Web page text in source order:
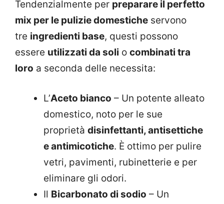
Tendenzialmente per preparare il perfetto
mix per le pulizie domestiche servono
tre ingredienti base, questi possono
essere utilizzati da soli o combinati tra
loro a seconda delle necessita:
L’Aceto bianco – Un potente alleato
domestico, noto per le sue
proprietà disinfettanti, antisettiche
e antimicotiche. È ottimo per pulire
vetri, pavimenti, rubinetterie e per
eliminare gli odori.
Il Bicarbonato di sodio – Un